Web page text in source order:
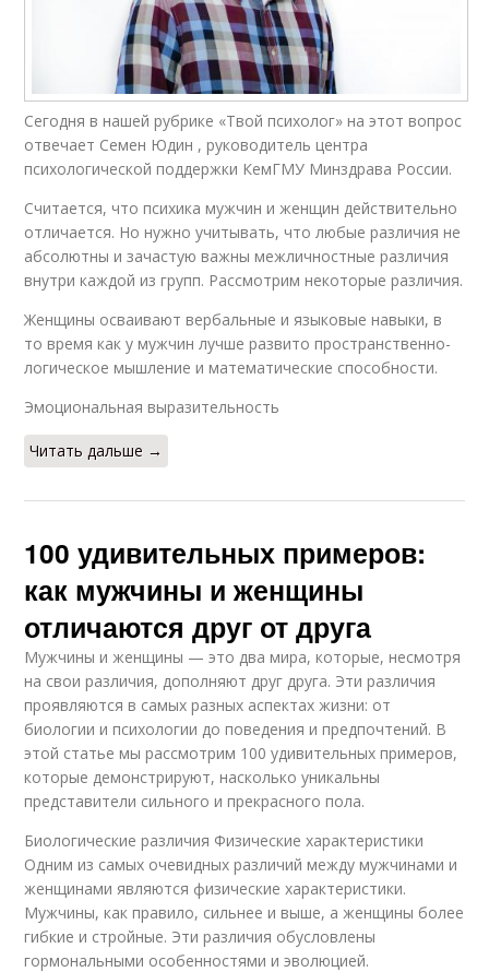
Сегодня в нашей рубрике «Твой психолог» на этот вопрос
отвечает Семен Юдин , руководитель центра
психологической поддержки КемГМУ Минздрава России.
Считается, что психика мужчин и женщин действительно
отличается. Но нужно учитывать, что любые различия не
абсолютны и зачастую важны межличностные различия
внутри каждой из групп. Рассмотрим некоторые различия.
Женщины осваивают вербальные и языковые навыки, в
то время как у мужчин лучше развито пространственно-
логическое мышление и математические способности.
Эмоциональная выразительность
Читать дальше →
100 удивительных примеров:
как мужчины и женщины
отличаются друг от друга
Мужчины и женщины — это два мира, которые, несмотря
на свои различия, дополняют друг друга. Эти различия
проявляются в самых разных аспектах жизни: от
биологии и психологии до поведения и предпочтений. В
этой статье мы рассмотрим 100 удивительных примеров,
которые демонстрируют, насколько уникальны
представители сильного и прекрасного пола.
Биологические различия Физические характеристики
Одним из самых очевидных различий между мужчинами и
женщинами являются физические характеристики.
Мужчины, как правило, сильнее и выше, а женщины более
гибкие и стройные. Эти различия обусловлены
гормональными особенностями и эволюцией.